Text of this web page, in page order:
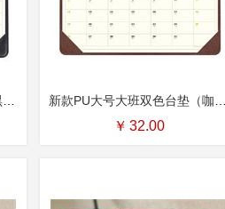
￥ 32.00